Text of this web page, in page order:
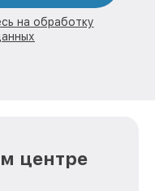
на обработку
центре